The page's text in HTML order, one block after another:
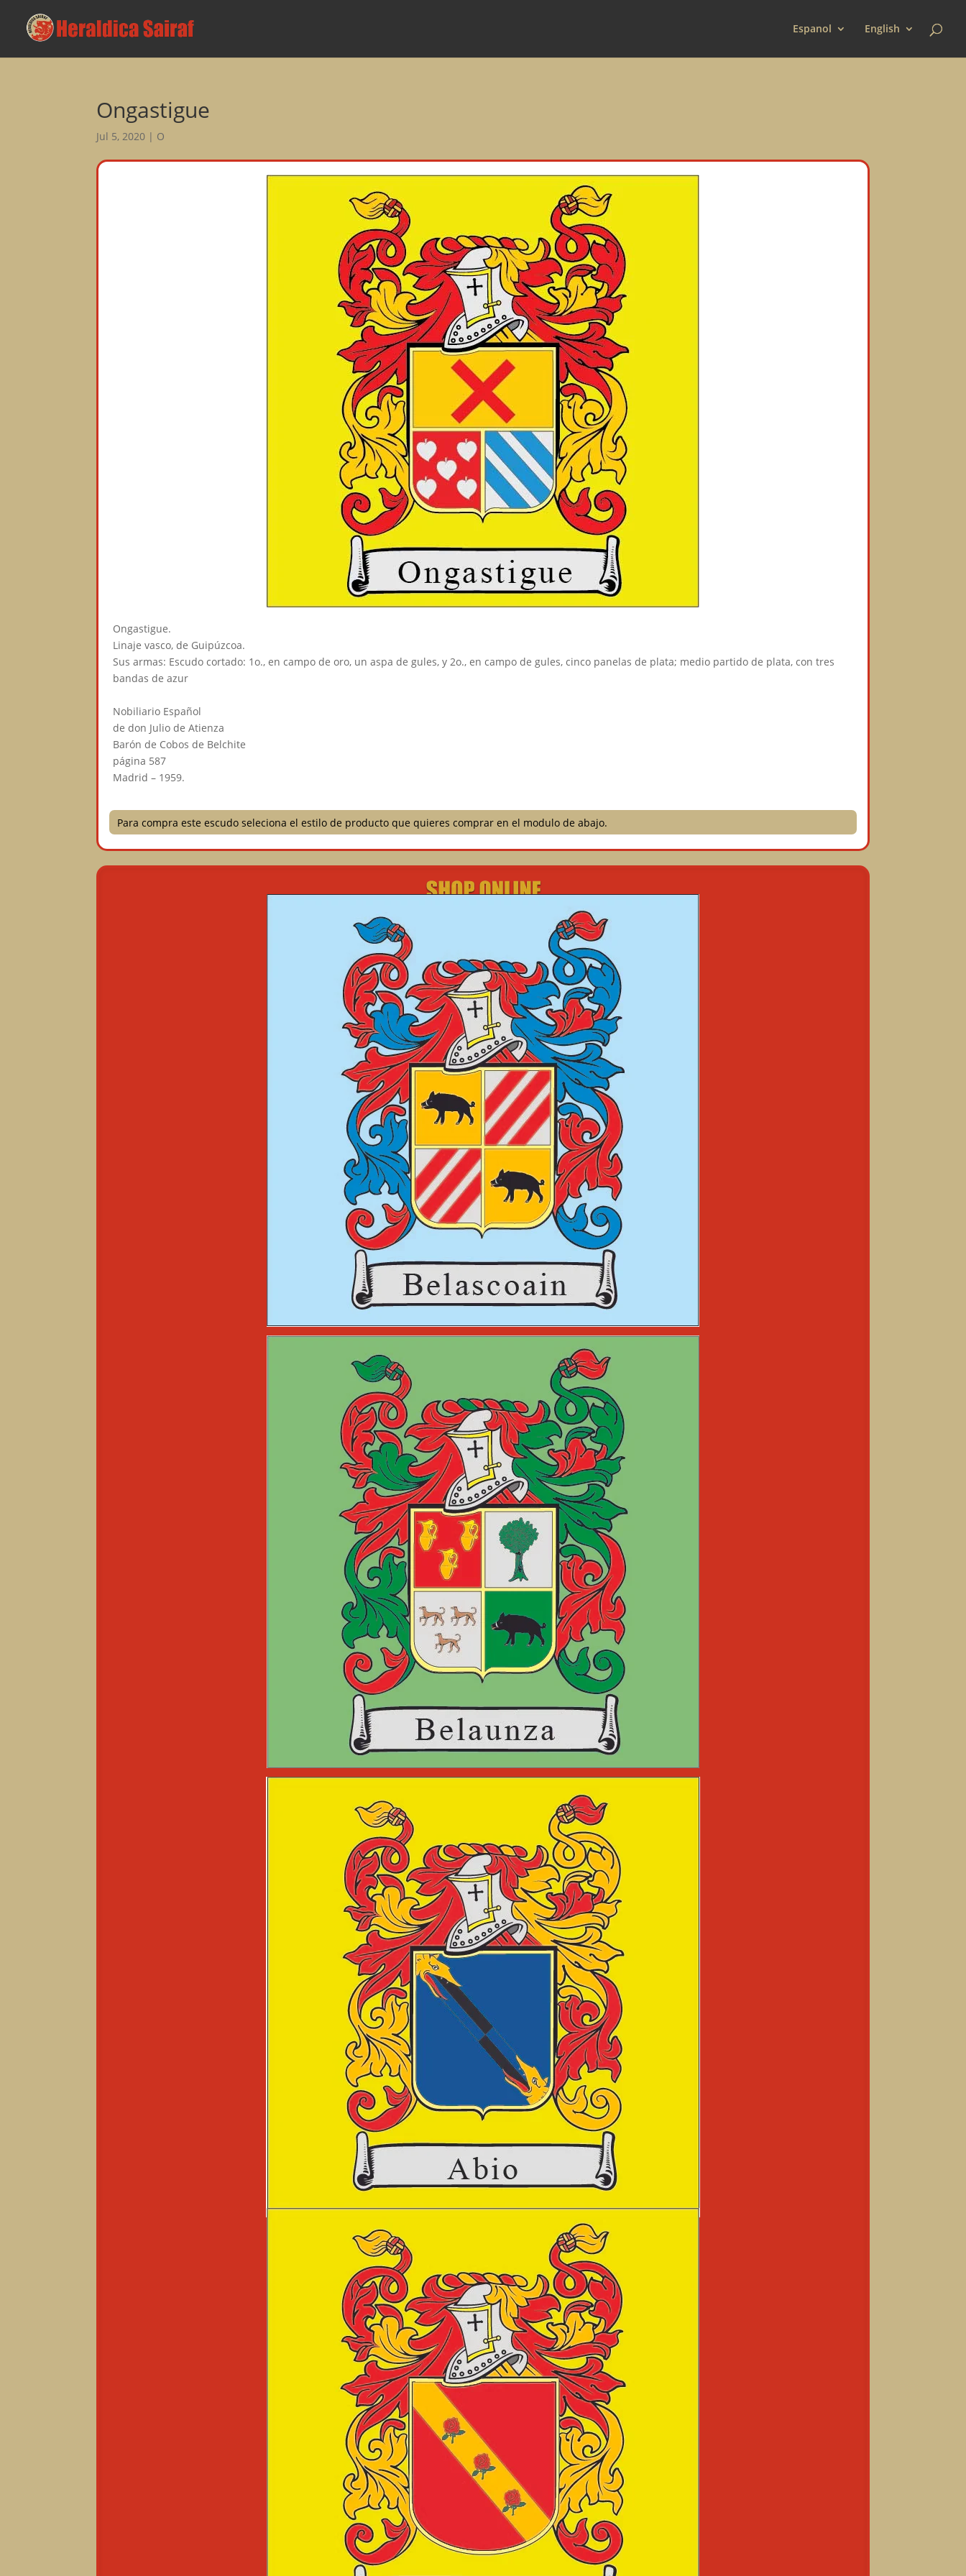
Espanol English
Ongastigue
Jul 5, 2020 | O
Ongastigue.⠀
Linaje vasco, de Guipúzcoa.⠀
Sus armas: Escudo cortado: 1o., en campo de oro, un aspa de gules, y 2o., en campo de gules, cinco panelas de plata; medio partido de plata, con tres
bandas de azur⠀
Nobiliario Español⠀
de don Julio de Atienza⠀
Barón de Cobos de Belchite⠀
página 587⠀
Madrid – 1959.⠀
Para compra este escudo seleciona el estilo de producto que quieres comprar en el modulo de abajo.